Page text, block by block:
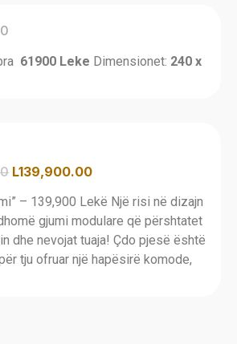
61900 Leke Dimensionet: 240 x
L139,900.00
– 139,900 Lekë Një risi në dizajn
gjumi modulare që përshtatet
dhe nevojat tuaja! Çdo pjesë është
tju ofruar një hapësirë komode,